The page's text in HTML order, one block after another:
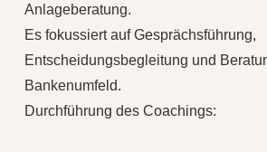
Anlageberatung.
Es fokussiert auf Gesprächsführung,
Entscheidungsbegleitung und
Bankenumfeld.
Durchführung des Coachings: